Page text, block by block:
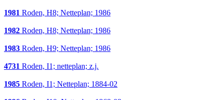
1981 Roden, H8; Netteplan; 1986
1982 Roden, H8; Netteplan; 1986
1983 Roden, H9; Netteplan; 1986
4731 Roden, I1; netteplan; z.j.
1985 Roden, I1; Netteplan; 1884-02